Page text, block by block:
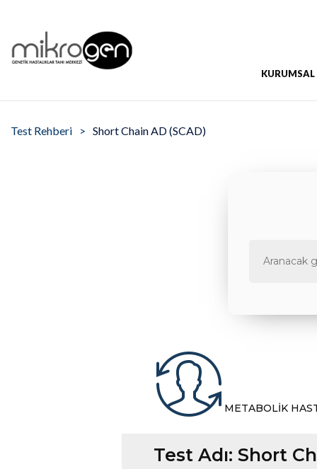
KURUMSAL
Test Rehberi Short Chain AD (SCAD)
METABOLİK
Test Adı: Short